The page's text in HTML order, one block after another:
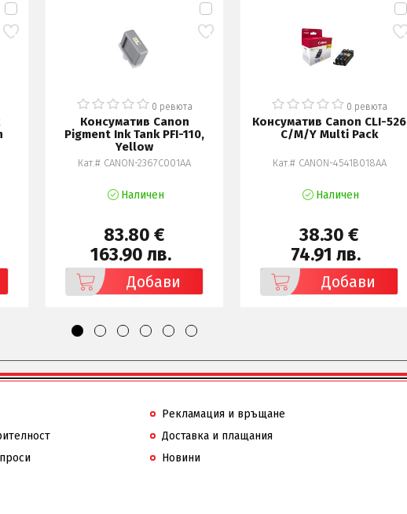
0 ревюта
Консуматив Canon
Pigment Ink Tank PFI-110,
Yellow
Кат.# CANON-2367C001AA
Наличен
83.80 €
163.90 лв.
Добави
0 ревюта
Консуматив Canon CLI-526
C/M/Y Multi Pack
Кат.# CANON-4541B018AA
Наличен
38.30 €
74.91 лв.
Добави
Рекламация и връщане
Доставка и плащания
Новини